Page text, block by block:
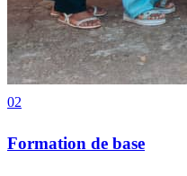
02
Formation de base